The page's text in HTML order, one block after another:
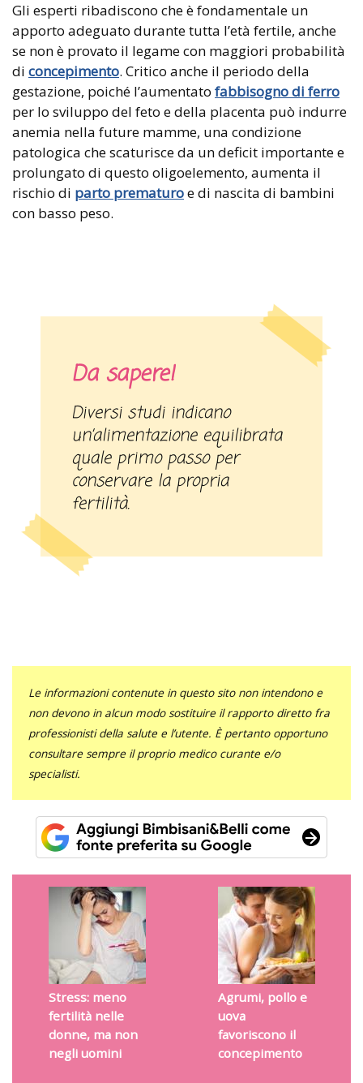
Gli esperti ribadiscono che è fondamentale un
apporto adeguato durante tutta l’età fertile, anche
se non è provato il legame con maggiori probabilità
di concepimento. Critico anche il periodo della
gestazione, poiché l’aumentato fabbisogno di ferro
per lo sviluppo del feto e della placenta può indurre
anemia nella future mamme, una condizione
patologica che scaturisce da un deficit importante e
prolungato di questo oligoelemento, aumenta il
rischio di parto prematuroe di nascita di bambini
con basso peso.
Da sapere!
Diversi studi indicano
un’alimentazione equilibrata
quale primo passo per
conservare la propria
fertilità.
Le informazioni contenute in questo sito non intendono e
non devono in alcun modo sostituire il rapporto diretto fra
professionisti della salute e l’utente. È pertanto opportuno
consultare sempre il proprio medico curante e/o
specialisti.
Stress: meno
fertilità nelle
donne, ma non
negli uomini
Agrumi, pollo e
uova
favoriscono il
concepimento